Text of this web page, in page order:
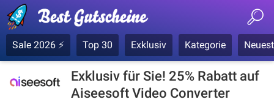
Sale 2026 ⚡ Top 30 Exklusiv Kategorie
Exklusiv für Sie! 25% Rabatt auf
Aiseesoft Video Converter